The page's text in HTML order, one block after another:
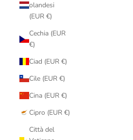
olandesi
(EUR €)
Cechia (EUR
€)
Ciad (EUR €)
Cile (EUR €)
Cina (EUR €)
Cipro (EUR €)
Città del